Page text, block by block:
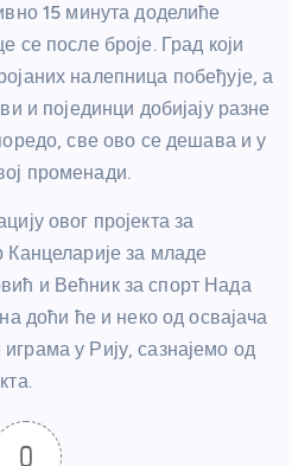
15 минута доделиће
се после броје. Град који
налепница побеђује, а
и појединци добијају разне
све ово се дешава и у
променади.
овог пројекта за
Канцеларије за младе
и Већник за спорт Нада
доћи ће и неко од освајача
у Рију, сазнајемо од
0